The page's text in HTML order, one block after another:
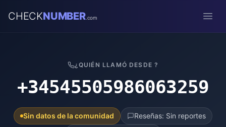
CHECKNUMBER.com
¿QUIÉN LLAMÓ DESDE ?
+34545505986063259
Sin datos de la comunidad
Reseñas: Sin reportes